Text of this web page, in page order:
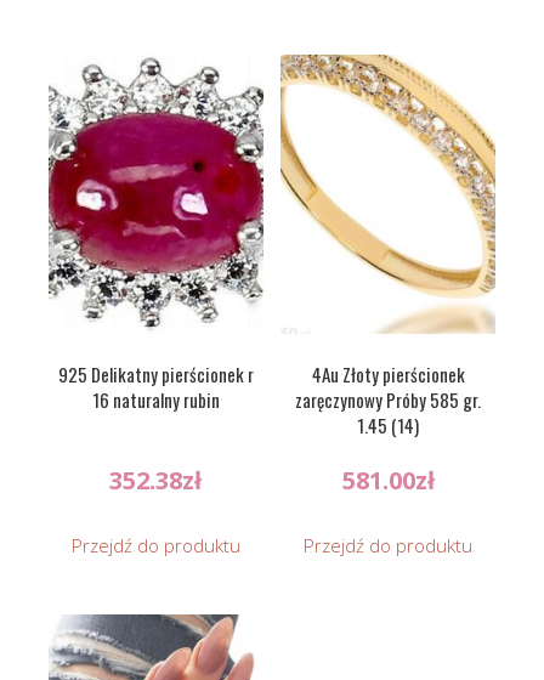
925 Delikatny pierścionek r
16 naturalny rubin
352.38zł
Przejdź do produktu
4Au Złoty pierścionek
zaręczynowy Próby 585 gr.
1.45 (14)
581.00zł
Przejdź do produktu